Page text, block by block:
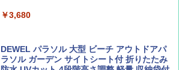
￥1,540
パ
広げるだけ パッとサッとテント ブラックコ
ーティング フルクローズ メッシュ 3-4人用
￥3,680
DEWEL パラソル 大型 ビーチ アウトドアパ
ラソル ガーデン サイトシート付 折りたたみ